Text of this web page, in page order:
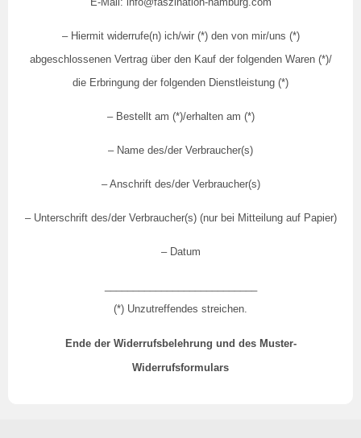
– Hiermit widerrufe(n) ich/wir (*) den von mir/uns (*)
abgeschlossenen Vertrag über den Kauf der folgenden Waren (*)/
die Erbringung der folgenden Dienstleistung (*)
– Bestellt am (*)/erhalten am (*)
– Name des/der Verbraucher(s)
– Anschrift des/der Verbraucher(s)
– Unterschrift des/der Verbraucher(s) (nur bei Mitteilung auf Papier)
– Datum
(*) Unzutreffendes streichen.
Ende der Widerrufsbelehrung und des Muster-
Widerrufsformulars